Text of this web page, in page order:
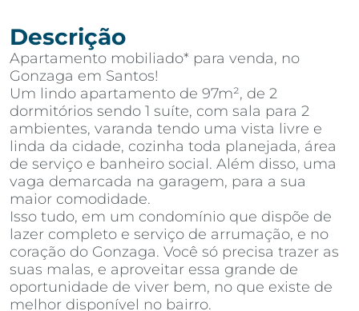
Descrição
Apartamento mobiliado* para venda, no
Gonzaga em Santos!
Um lindo apartamento de 97m², de 2
dormitórios sendo 1 suíte, com sala para 2
ambientes, varanda tendo uma vista livre e
linda da cidade, cozinha toda planejada, área
de serviço e banheiro social. Além disso, uma
vaga demarcada na garagem, para a sua
maior comodidade.
Isso tudo, em um condomínio que dispõe de
lazer completo e serviço de arrumação, e no
coração do Gonzaga. Você só precisa trazer as
suas malas, e aproveitar essa grande de
oportunidade de viver bem, no que existe de
melhor disponível no bairro.